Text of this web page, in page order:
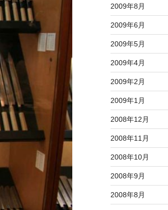
2009年8月
2009年6月
2009年5月
2009年4月
2009年2月
2009年1月
2008年12月
2008年11月
2008年10月
2008年9月
2008年8月